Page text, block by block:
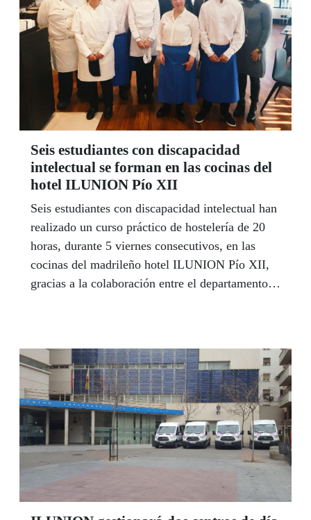
Seis estudiantes con discapacidad
intelectual se forman en las cocinas del
hotel ILUNION Pío XII
Seis estudiantes con discapacidad intelectual han
realizado un curso práctico de hostelería de 20
horas, durante 5 viernes consecutivos, en las
cocinas del madrileño hotel ILUNION Pío XII,
gracias a la colaboración entre el departamento